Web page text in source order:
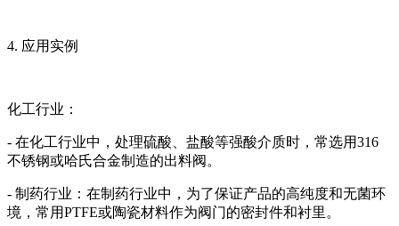
4. 应用实例
化工行业：
- 在化工行业中，处理硫酸、盐酸等强酸介质时，常选用316
不锈钢或哈氏合金制造的出料阀。
- 制药行业：在制药行业中，为了保证产品的高纯度和无菌环
境，常用PTFE或陶瓷材料作为阀门的密封件和衬里。